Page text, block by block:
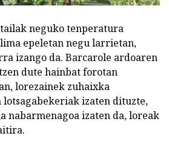
neguko tenperatura
epeletan negu larrietan,
izango da. Barcarole ardoaren
dute hainbat forotan
lorezainek zuhaixka
izaten dituzte,
nabarmenagoa izaten da, loreak